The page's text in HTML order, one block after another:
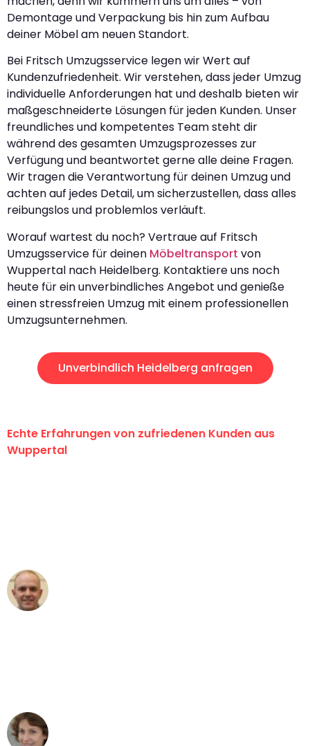
Demontage und Verpackung bis hin zum Aufbau
deiner Möbel am neuen Standort.
Bei Fritsch Umzugsservice legen wir Wert auf
Kundenzufriedenheit. Wir verstehen, dass jeder Umzug
individuelle Anforderungen hat und deshalb bieten wir
maßgeschneiderte Lösungen für jeden Kunden. Unser
freundliches und kompetentes Team steht dir
während des gesamten Umzugsprozesses zur
Verfügung und beantwortet gerne alle deine Fragen.
Wir tragen die Verantwortung für deinen Umzug und
achten auf jedes Detail, um sicherzustellen, dass alles
reibungslos und problemlos verläuft.
Worauf wartest du noch? Vertraue auf Fritsch
Umzugsservice für deinen Möbeltransport von
Wuppertal nach Heidelberg. Kontaktiere uns noch
heute für ein unverbindliches Angebot und genieße
einen stressfreien Umzug mit einem professionellen
Umzugsunternehmen.
Unverbindlich Heidelberg anfragen
Echte Erfahrungen von zufriedenen Kunden aus
Wuppertal